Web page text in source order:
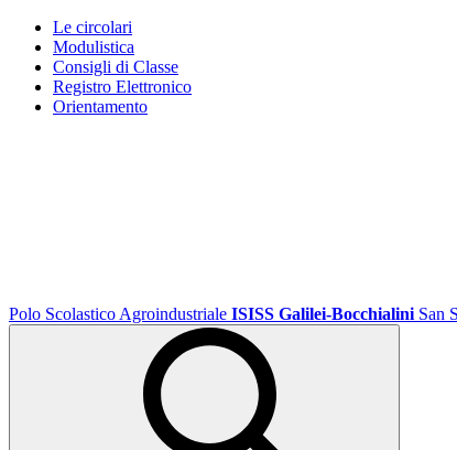
Le circolari
Modulistica
Consigli di Classe
Registro Elettronico
Orientamento
Polo Scolastico Agroindustriale ISISS Galilei-Bocchialini San